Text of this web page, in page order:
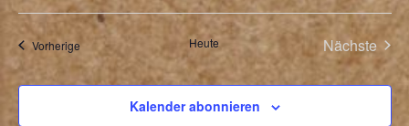
VorherigeVeranstaltungen Heute
Nächste
Kalender abonnieren